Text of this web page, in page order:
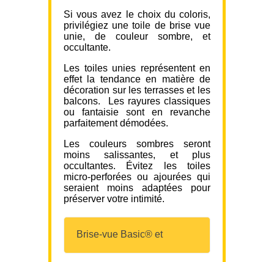
Si vous avez le choix du coloris,
privilégiez une toile de brise vue
unie, de couleur sombre, et
occultante.
Les toiles unies représentent en
effet la tendance en matière de
décoration sur les terrasses et les
balcons. Les rayures classiques
ou fantaisie sont en revanche
parfaitement démodées.
Les couleurs sombres seront
moins salissantes, et plus
occultantes. Évitez les toiles
micro-perforées ou ajourées qui
seraient moins adaptées pour
préserver votre intimité.
Brise-vue Basic® et